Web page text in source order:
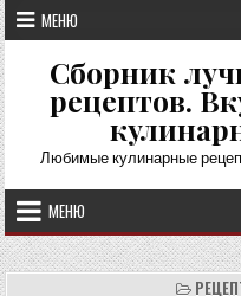
Перейти
к
содержимому
МЕНЮ
Сборник
рецептов.
Любимые кулинарные
МЕНЮ